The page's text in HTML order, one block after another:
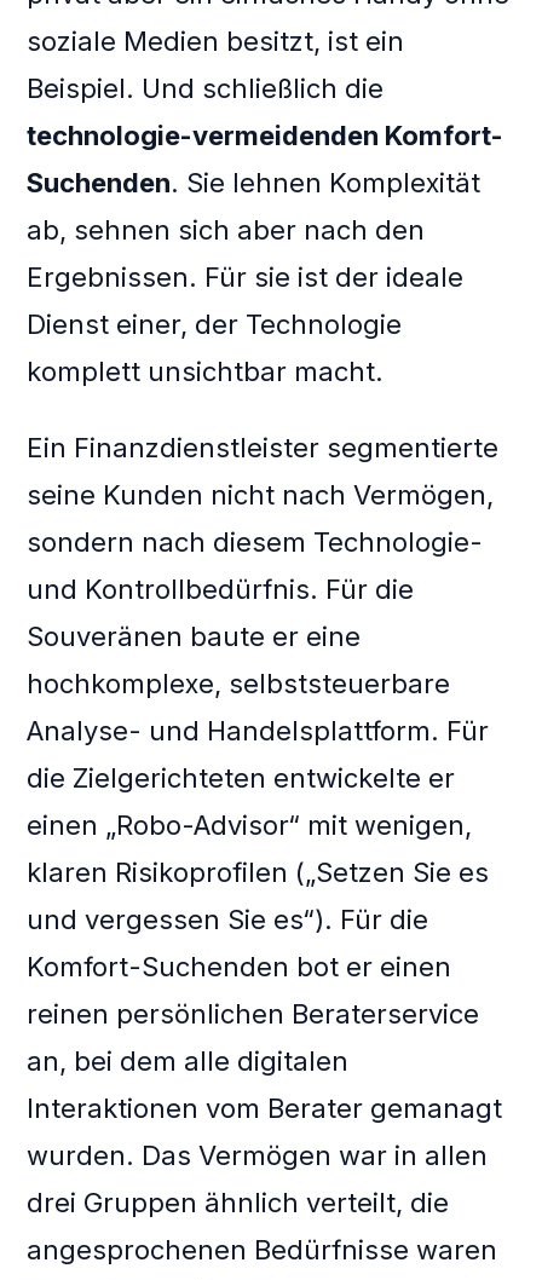
soziale Medien besitzt, ist ein
Beispiel. Und schließlich die
technologie-vermeidenden Komfort-
Suchenden. Sie lehnen Komplexität
ab, sehnen sich aber nach den
Ergebnissen. Für sie ist der ideale
Dienst einer, der Technologie
komplett unsichtbar macht.
Ein Finanzdienstleister segmentierte
seine Kunden nicht nach Vermögen,
sondern nach diesem Technologie-
und Kontrollbedürfnis. Für die
Souveränen baute er eine
hochkomplexe, selbststeuerbare
Analyse- und Handelsplattform. Für
die Zielgerichteten entwickelte er
einen „Robo-Advisor“ mit wenigen,
klaren Risikoprofilen („Setzen Sie es
und vergessen Sie es“). Für die
Komfort-Suchenden bot er einen
reinen persönlichen Beraterservice
an, bei dem alle digitalen
Interaktionen vom Berater gemanagt
wurden. Das Vermögen war in allen
drei Gruppen ähnlich verteilt, die
angesprochenen Bedürfnisse waren